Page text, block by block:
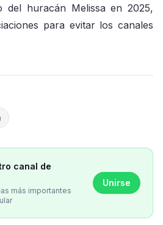
del huracán Melissa en 2025,
para evitar los canales
canal de
más importantes
Unirse